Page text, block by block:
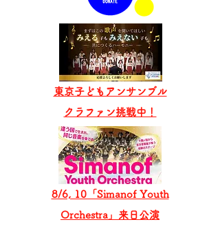
8/6, 10「Simanof Youth
Orchestra」来日公演
東京子どもアンサンブル
​クラファン挑戦中！